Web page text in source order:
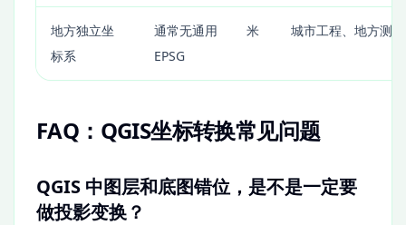
地方独立坐
标系
通常无通用
EPSG
米 城市工程、地方测
FAQ：QGIS坐标转换常见问题
QGIS 中图层和底图错位，是不是一定要
做投影变换？